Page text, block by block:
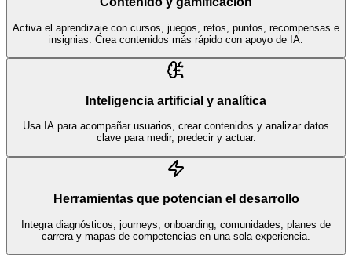
Activa el aprendizaje con cursos, juegos, retos, puntos, recompensas e
insignias. Crea contenidos más rápido con apoyo de IA.
Inteligencia artificial y analítica
Usa IA para acompañar usuarios, crear contenidos y analizar datos
clave para medir, predecir y actuar.
Herramientas que potencian el desarrollo
Integra diagnósticos, journeys, onboarding, comunidades, planes de
carrera y mapas de competencias en una sola experiencia.